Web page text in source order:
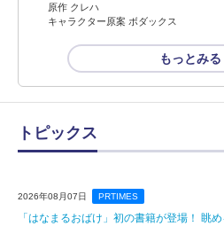
原作 クレハ
キャラクター原案 ボダックス
もっとみる
トピックス
2026年08月07日 PRTIMES
「はなまるおばけ」初の書籍が登場！ 眺